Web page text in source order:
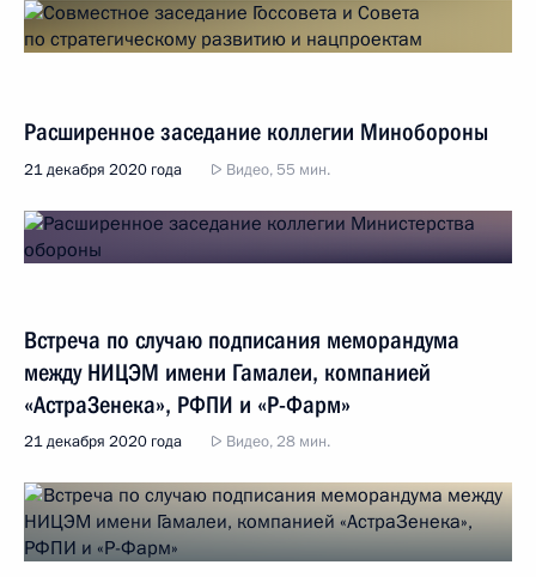
Расширенное заседание коллегии Минобороны
21 декабря 2020 года Видео, 55 мин.
Встреча по случаю подписания меморандума
между НИЦЭМ имени Гамалеи, компанией
«АстраЗенека», РФПИ и «Р-Фарм»
21 декабря 2020 года Видео, 28 мин.